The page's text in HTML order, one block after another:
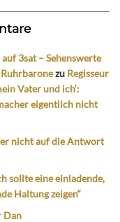
3sat – Sehenswerte
zu Regisseur
Vater und ich‘:
eigentlich nicht
nicht auf die Antwort
sollte eine einladende,
Haltung zeigen“
Dan